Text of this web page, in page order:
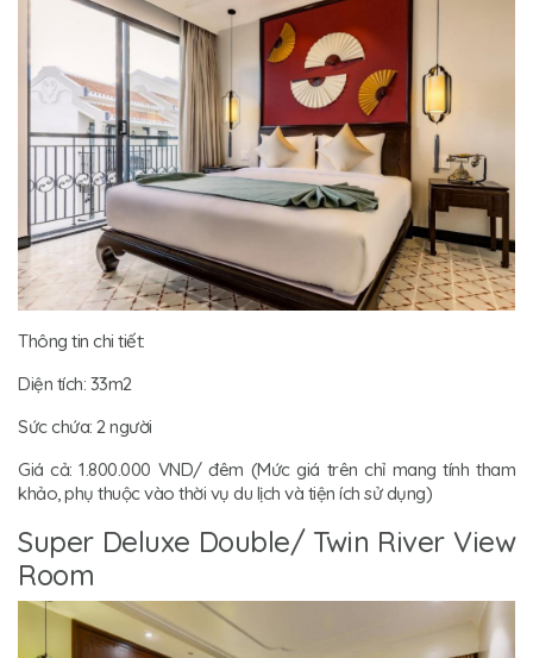
Thông tin chi tiết:
Diện tích: 33m2
Sức chứa: 2 người
Giá cả: 1.800.000 VND/ đêm (Mức giá trên chỉ mang tính tham
khảo, phụ thuộc vào thời vụ du lịch và tiện ích sử dụng)
Super Deluxe Double/ Twin River View
Room